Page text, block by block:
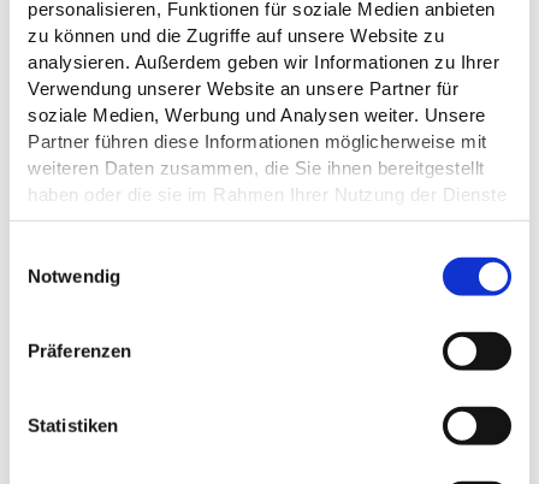
personalisieren, Funktionen für soziale Medien anbieten
zu können und die Zugriffe auf unsere Website zu
analysieren. Außerdem geben wir Informationen zu Ihrer
Verwendung unserer Website an unsere Partner für
soziale Medien, Werbung und Analysen weiter. Unsere
Partner führen diese Informationen möglicherweise mit
weiteren Daten zusammen, die Sie ihnen bereitgestellt
haben oder die sie im Rahmen Ihrer Nutzung der Dienste
gesammelt haben.
Notwendig
Präferenzen
Statistiken
© Michal Jarmoluk Pixabay